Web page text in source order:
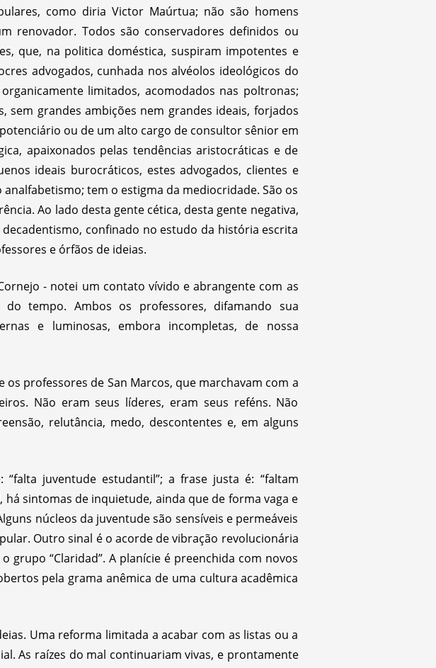
como diria Victor Maúrtua; não são homens
renovador. Todos são conservadores definidos ou
que, na politica doméstica, suspiram impotentes e
advogados, cunhada nos alvéolos ideológicos do
limitados, acomodados nas poltronas;
sem grandes ambições nem grandes ideais, forjados
ou de um alto cargo de consultor sênior em
apaixonados pelas tendências aristocráticas e de
ideais burocráticos, estes advogados, clientes e
tem o estigma da mediocridade. São os
Ao lado desta gente cética, desta gente negativa,
confinado no estudo da história escrita
e órfãos de ideias.
- notei um contato vívido e abrangente com as
tempo. Ambos os professores, difamando sua
e luminosas, embora incompletas, de nossa
professores de San Marcos, que marchavam com a
Não eram seus líderes, eram seus reféns. Não
relutância, medo, descontentes e, em alguns
juventude estudantil”; a frase justa é: “faltam
sintomas de inquietude, ainda que de forma vaga e
núcleos da juventude são sensíveis e permeáveis
Outro sinal é o acorde de vibração revolucionária
“Claridad”. A planície é preenchida com novos
pela grama anêmica de uma cultura acadêmica
Uma reforma limitada a acabar com as listas ou a
As raízes do mal continuariam vivas, e prontamente